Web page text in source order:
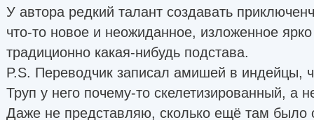
У автора редкий талант создавать
что-то новое и неожиданное, изложенное
традиционно какая-нибудь подстава.
P.S. Переводчик записал амишей в индейцы,
Труп у него почему-то скелетизированный, а
Даже не представляю, сколько ещё там было